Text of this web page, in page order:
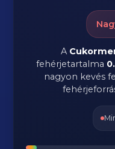
A
fehérjetartalma
nagyon kevés